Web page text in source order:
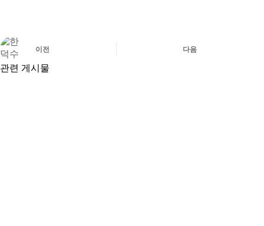
이전 다음
관련 게시물